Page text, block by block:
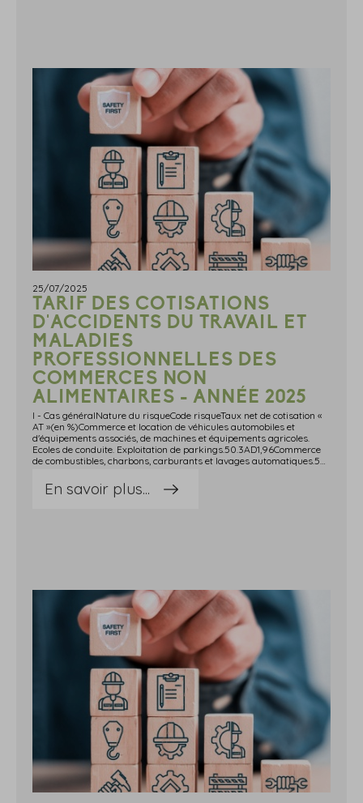
25/07/2025
TARIF DES COTISATIONS
D'ACCIDENTS DU TRAVAIL ET
MALADIES
PROFESSIONNELLES DES
COMMERCES NON
ALIMENTAIRES - ANNÉE 2025
I - Cas généralNature du risqueCode risqueTaux net de cotisation «
AT »(en %)Commerce et location de véhicules automobiles et
d'équipements associés, de machines et équipements agricoles.
Ecoles de conduite. Exploitation de parkings.50.3AD1,96Commerce
de combustibles, charbons, carburants et lavages automatiques.50.5ZB2,47Commerce de gros sans manutention. Centrales d'achats et intermédiaires du commerce non alimentaire.51.1RB0,89Commerce de métaux, de biens d'occasion et commerce non alimentaire sur éventaires et marchés.51.5CC2,56Commerce de gros de matériaux de construction.51.5FA2,09Commerce de gros et location de matériel de bureau, électroménager, multimédia et informatique.51.6GC0,99Commerce de gros d'équipement industriel et de la maison, d'équipement de la personne et de produits pharmaceutiques.51.6KC1,41Intermédiaires du commerce avec manutention. Commerce de gros de produits chimiques et autres.51.6LC1,61Commerce de gros ou location de matériel de construction (bâtiment et travaux publics) et agricole.51.6NC2,43Commerce de détail de produits pharmaceutiques, d'articles médicaux et orthopédiques, d'optique et photographiques, de parfumerie et de produits de beauté.52.3AC0,96Commerce de détail de l'habillement, textiles, chaussures, maroquinerie. Vente à distance. Commerce de bijouterie, d'horlogerie, et d'orfèvrerie.52.4CD1,44Grands magasins, magasins multi-commerces ou magasins populaires, commerces de meubles et de décoration de la maison.52.4HC2,22Commerce de détail et location de matériel électroménager, multimédia, informatique.52.4LA1,64Commerce de détail de bricolage (surface de vente supérieure ou égale à 400 m2).52.4PB2,68Commerce de détail et location associée d'articles de sport et de loisirs, y compris cycles.52.4WA1,23Commerce de fleurs et d'animaux d'agrément.52.4XB1,88Commerce de détail de quincaillerie et de droguerie (surface de vente inférieure à 400 m2), céramique mobilière, arts de la table, jouets, instruments de musique, et autres.52.4ZD1,77Promotion, vente, location ou administration de biens immobiliers.70.3AD1,24Concierges et employés d'immeubles.70.3CB3,30Location de biens de consommation (mobiliers, linges, bâches, sacs, etc.) et d'autres biens d'équipements (1).71.4AB2,11(1) L'activité de location de linge et de vêtements professionnels associée à l'activité de blanchisserie relève des industries du bois, de l'ameublement, du papier-carton, du textile, du vêtement, des cuirs et peaux et des pierres et terres à feu (risque n° 71.4AC).II - Commerces non-alimentaires des départements du Haut-Rhin, du Bas-Rhin et de la MoselleNature du risqueCode risqueTaux net de cotisation « AT »(en %)Groupe 1Commerce de gros et location de matériel de bureau, électroménager, multimédia et informatique.51.6GC0,92Commerce de détail de produits pharmaceutiques, d'articles médicaux et orthopédiques, d'optique et photographiques, de parfumerie et de produits de beauté.52.3ACCommerce de détail et location associée d'articles de sport et de loisirs, y compris cycles.52.4WAGroupe 2Commerce et location de véhicules automobiles et d'équipements associés, de machines et équipements agricoles. Ecoles de conduite. Exploitation de parkings.50.3AD1,52Commerce de gros sans manutention. Centrales d'achats et intermédiaires du commerce non alimentaire.51.1RBCommerce de gros de matériaux de construction.51.5FACommerce de gros d'équipement industriel et de la maison, d'équipement de la personne et de produits pharmaceutiques.51.6KCIntermédiaires du commerce avec manutention. Commerce de gros de produits chimiques et autres.51.6LCCommerce de détail de l'habillement, textiles, chaussures, maroquinerie. Vente à distance. Commerce de bijouterie, d'horlogerie, et d'orfèvrerie.52.4CDCommerce de fleurs et d'animaux d'agrément.52.4XBLocation de biens de consommation (mobiliers, linges, bâches, sacs, etc.) et d'autres biens d'équipements.71.4ABGroupe 3Commerce de combustibles, charbons, carburants et lavages automatiques.50.5ZB1,74Commerce de métaux, de biens d'occasion et commerce non alimentaire sur éventaires et marchés.51.5CCCommerce de gros ou location de matériel de construction (bâtiment et travaux publics) et agricole.51.6NCGrands magasins, magasins multi-commerces ou magasins populaires, commerces de meubles et de décoration de la maison.52.4HCCommerce de détail et location de matériel électroménager, multimédia, informatique.52.4LACommerce de détail de bricolage (surface de vente supérieure ou égale à 400 m2).52.4PBCommerce de détail de quincaillerie et de droguerie (surface de vente inférieure à 400 m2), céramique mobilière, arts de la table, jouets, instruments de musique, et autres.52.4ZDPromotion, vente, location ou administration de biens immobiliers.70.3 ADConcierges et employés d'immeubles.70.3CB Source : Arrêté du 29 avril 2025 relatif à la tarification des risques d'accidents du travail et de maladies professionnelles pour l'année 2025
En savoir plus...